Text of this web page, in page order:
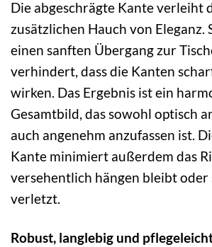
Die abgeschrägte Kante verleiht
zusätzlichen Hauch von Eleganz.
einen sanften Übergang zur
verhindert, dass die Kanten
wirken. Das Ergebnis ist ein
Gesamtbild, das sowohl optisch
auch angenehm anzufassen ist.
Kante minimiert außerdem das
versehentlich hängen bleibt oder
verletzt.
Robust, langlebig und